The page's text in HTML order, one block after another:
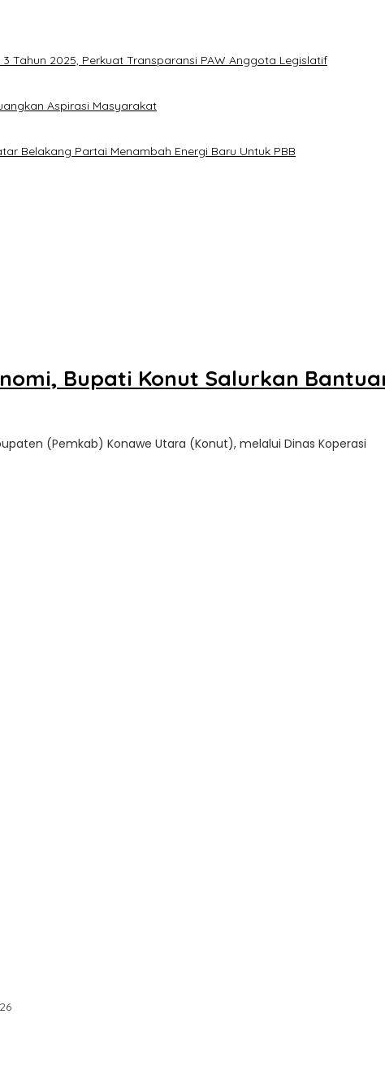
Tahun 2025, Perkuat Transparansi PAW Anggota Legislatif
Aspirasi Masyarakat
Belakang Partai Menambah Energi Baru Untuk PBB
Bupati Konut Salurkan
(Pemkab) Konawe Utara (Konut), melalui Dinas Koperasi